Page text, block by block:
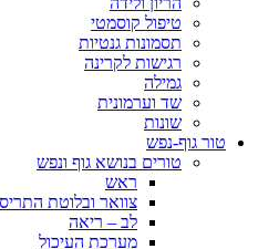
טיפול קוסמטי
תסמונות גנטיות
רגישות לקרינה
גמילה
שד וערמונית
שונות
טור גוף-נפש
טורים בנושא גוף ונפש
ראש
צוואר ובלוטת התריס
לב – ריאה
מערכת העיכול